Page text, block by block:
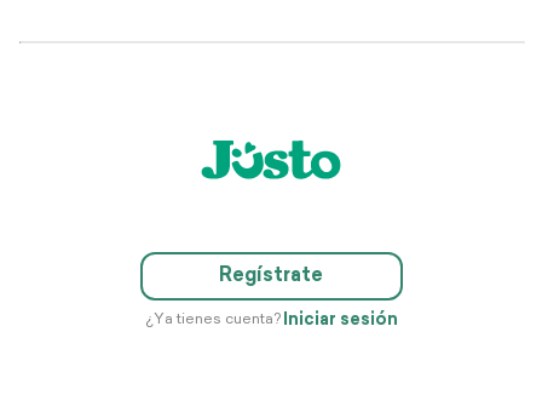
Regístrate
¿Ya tienes cuenta? Iniciar sesión